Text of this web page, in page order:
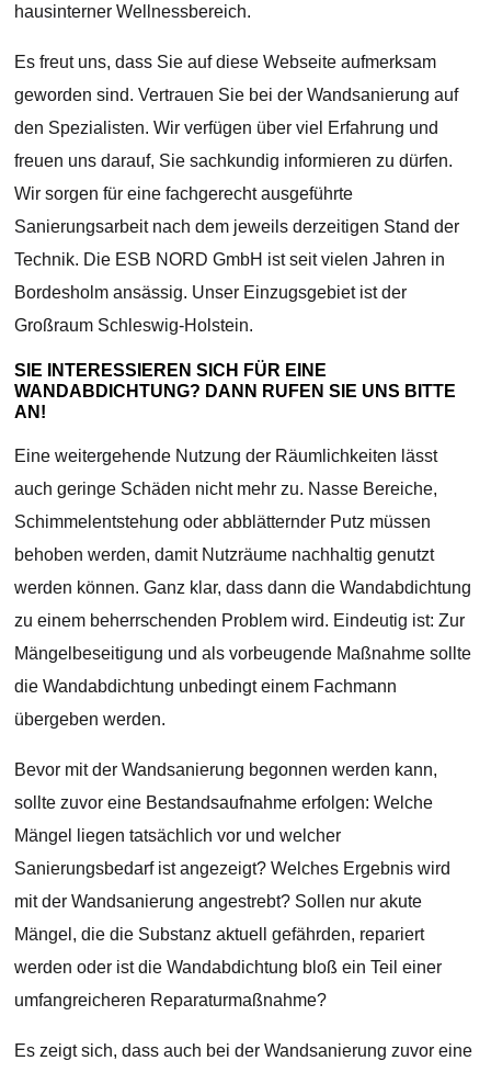
hausinterner Wellnessbereich.
Es freut uns, dass Sie auf diese Webseite aufmerksam
geworden sind. Vertrauen Sie bei der Wandsanierung auf
den Spezialisten. Wir verfügen über viel Erfahrung und
freuen uns darauf, Sie sachkundig informieren zu dürfen.
Wir sorgen für eine fachgerecht ausgeführte
Sanierungsarbeit nach dem jeweils derzeitigen Stand der
Technik. Die ESB NORD GmbH ist seit vielen Jahren in
Bordesholm ansässig. Unser Einzugsgebiet ist der
Großraum Schleswig-Holstein.
SIE INTERESSIEREN SICH FÜR EINE
WANDABDICHTUNG? DANN RUFEN SIE UNS BITTE
AN!
Eine weitergehende Nutzung der Räumlichkeiten lässt
auch geringe Schäden nicht mehr zu. Nasse Bereiche,
Schimmelentstehung oder abblätternder Putz müssen
behoben werden, damit Nutzräume nachhaltig genutzt
werden können. Ganz klar, dass dann die Wandabdichtung
zu einem beherrschenden Problem wird. Eindeutig ist: Zur
Mängelbeseitigung und als vorbeugende Maßnahme sollte
die Wandabdichtung unbedingt einem Fachmann
übergeben werden.
Bevor mit der Wandsanierung begonnen werden kann,
sollte zuvor eine Bestandsaufnahme erfolgen: Welche
Mängel liegen tatsächlich vor und welcher
Sanierungsbedarf ist angezeigt? Welches Ergebnis wird
mit der Wandsanierung angestrebt? Sollen nur akute
Mängel, die die Substanz aktuell gefährden, repariert
werden oder ist die Wandabdichtung bloß ein Teil einer
umfangreicheren Reparaturmaßnahme?
Es zeigt sich, dass auch bei der Wandsanierung zuvor eine